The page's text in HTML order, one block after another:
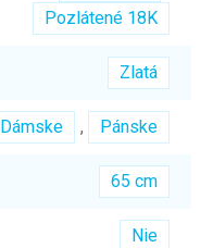
Pozlátené 18K
Zlatá
Dámske , Pánske
65 cm
Nie